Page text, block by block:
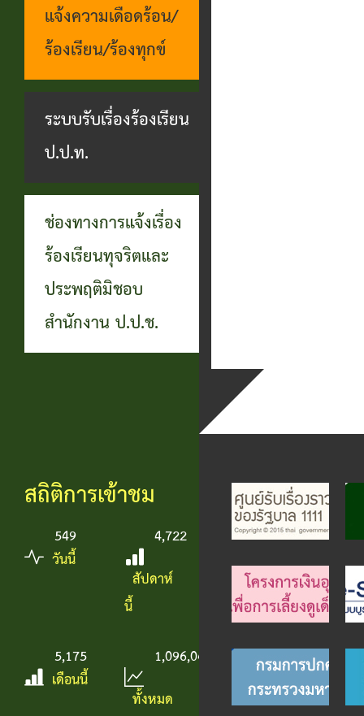
แจ้งความเดือดร้อน/
ร้องเรียน/ร้องทุกข์
ระบบรับเรื่องร้องเรียน
ป.ป.ท.
ช่องทางการแจ้งเรื่อง
ร้องเรียนทุจริตและ
ประพฤติมิชอบ
สำนักงาน ป.ป.ช.
สถิติการเข้าชม
549
วันนี้
4,722
สัปดาห์
นี้
5,175
เดือนนี้
1,096,042
ทั้งหมด